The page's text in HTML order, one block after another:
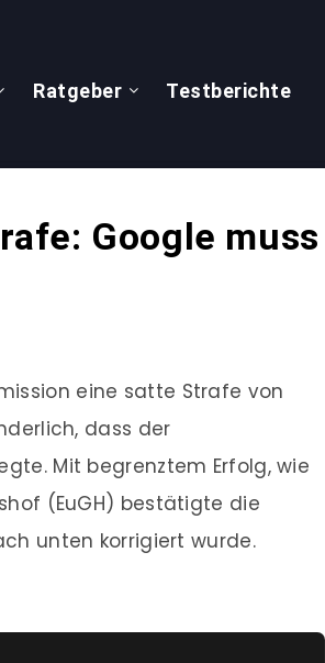
Ratgeber Testberichte
Google muss
eine satte Strafe von
dass der
Mit begrenztem Erfolg, wie
(EuGH) bestätigte die
unten korrigiert wurde.